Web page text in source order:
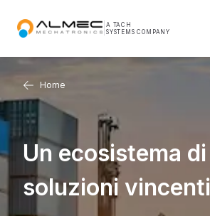
A TACH
SYSTEMS COMPANY
Home
Un ecosistema di
soluzioni vincenti